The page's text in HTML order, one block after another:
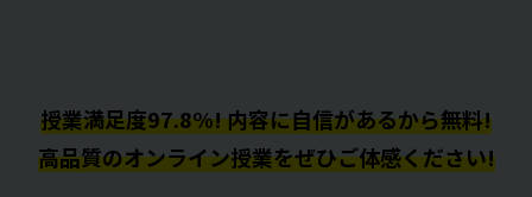
授業満足度97.8%! 内容に自信があるから無料!
高品質のオンライン授業をぜひご体感ください!